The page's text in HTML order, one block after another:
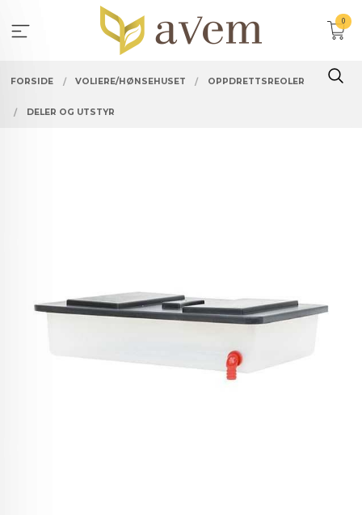
innholdet
0
FORSIDE VOLIERE/HØNSEHUSET OPPDRETTSREOLER
DELER OG UTSTYR